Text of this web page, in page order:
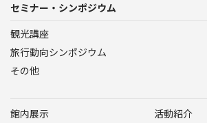
セミナー・シンポジウム
観光講座
旅行動向シンポジウム
その他
館内展示
活動紹介